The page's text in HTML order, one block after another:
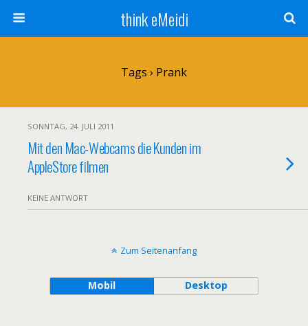
think eMeidi
Tags › Prank
SONNTAG, 24. JULI 2011
Mit den Mac-Webcams die Kunden im
AppleStore filmen
KEINE ANTWORT
Zum Seitenanfang
Mobil Desktop